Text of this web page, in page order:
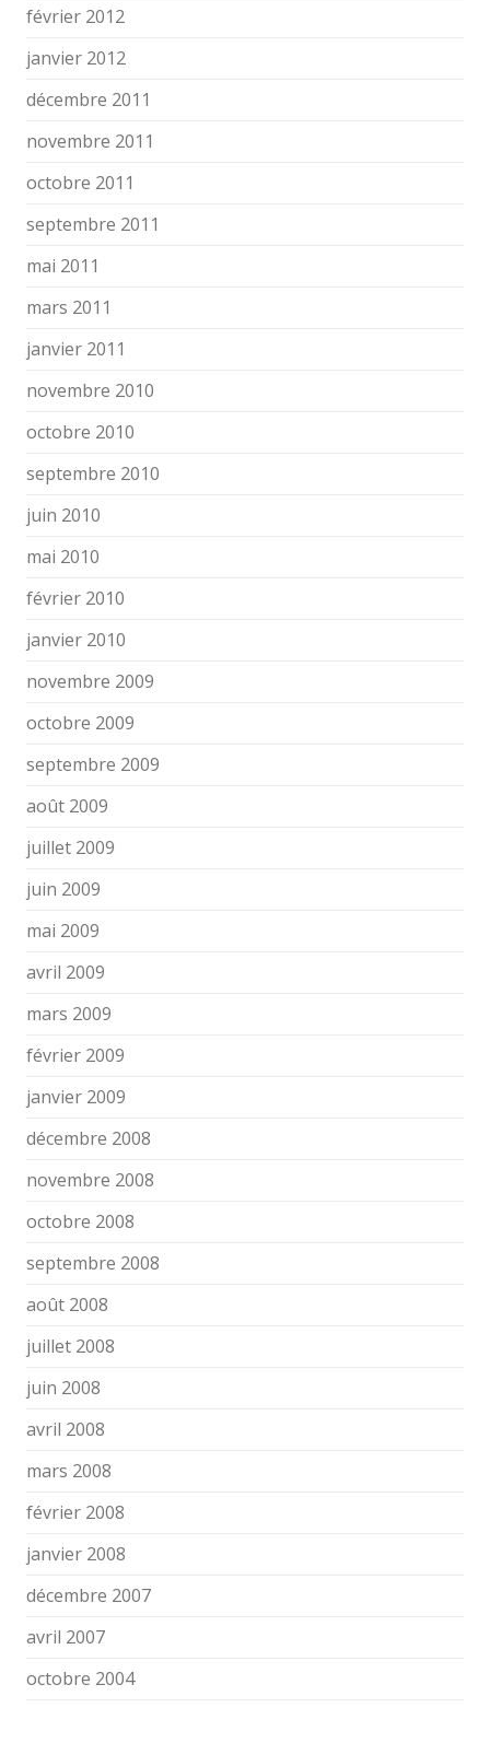
février 2012
janvier 2012
décembre 2011
novembre 2011
octobre 2011
septembre 2011
mai 2011
mars 2011
janvier 2011
novembre 2010
octobre 2010
septembre 2010
juin 2010
mai 2010
février 2010
janvier 2010
novembre 2009
octobre 2009
septembre 2009
août 2009
juillet 2009
juin 2009
mai 2009
avril 2009
mars 2009
février 2009
janvier 2009
décembre 2008
novembre 2008
octobre 2008
septembre 2008
août 2008
juillet 2008
juin 2008
avril 2008
mars 2008
février 2008
janvier 2008
décembre 2007
avril 2007
octobre 2004